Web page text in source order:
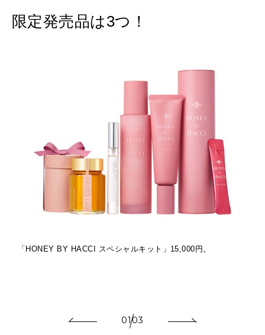
限定発売品は3つ！
「HONEY BY HACCI スペシャルキット」15,000円。
0103